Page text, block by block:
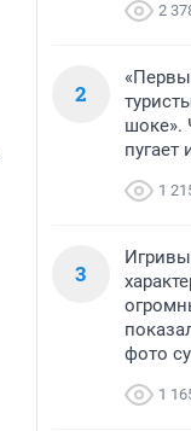
2
2
шоке».
пугает
1
3
фото
1